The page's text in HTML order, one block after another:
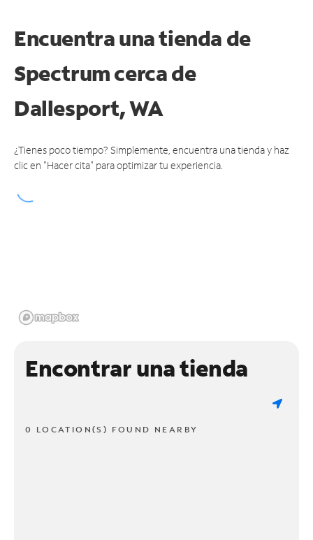
Encuentra una tienda de
Spectrumcerca de
Dallesport, WA
¿Tienes poco tiempo? Simplemente, encuentra una tienda y haz
clic en "Hacer cita" para optimizar tu experiencia.
Encontrar una tienda
0 LOCATION(S) FOUND NEARBY